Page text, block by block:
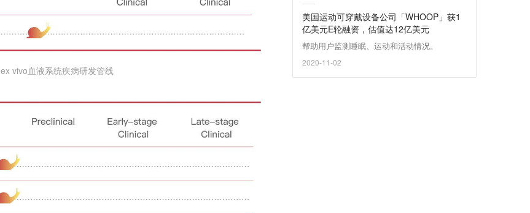
ex vivo血液系统疾病研发管线
美国运动可穿戴设备公司「WHOOP」获1
亿美元E轮融资，估值达12亿美元
帮助用户监测睡眠、运动和活动情况。
2020-11-02